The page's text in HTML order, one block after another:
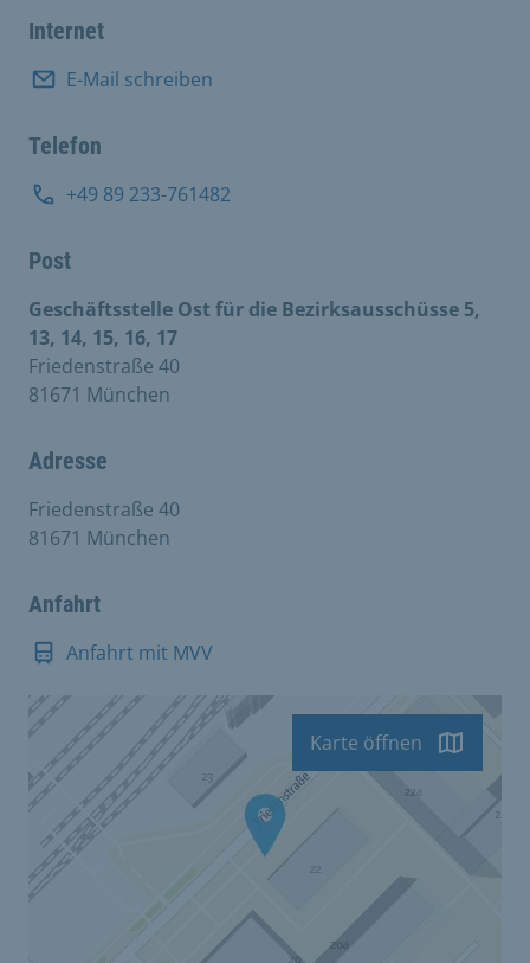
Internet
E-Mail schreiben
Telefon
+49 89 233-761482
Post
Geschäftsstelle Ost für die Bezirksausschüsse 5,
13, 14, 15, 16, 17
Friedenstraße 40
81671 München
Adresse
Friedenstraße 40
81671 München
Anfahrt
Anfahrt mit MVV
Karte öffnen